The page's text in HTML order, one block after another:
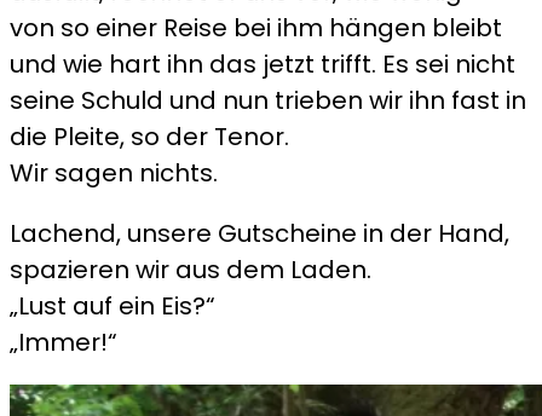
von so einer Reise bei ihm hängen bleibt
und wie hart ihn das jetzt trifft. Es sei nicht
seine Schuld und nun trieben wir ihn fast in
die Pleite, so der Tenor.
Wir sagen nichts.
Lachend, unsere Gutscheine in der Hand,
spazieren wir aus dem Laden.
„Lust auf ein Eis?“
„Immer!“